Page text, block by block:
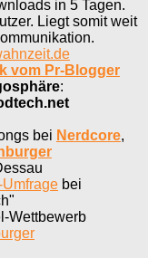
in 5 Tagen.
Liegt somit weit
vom Pr-Blogger
:
bei Nerdcore,
Umfrage bei
Wettbewerb